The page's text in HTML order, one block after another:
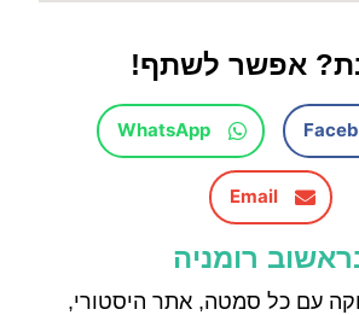
אפשר לשתף!
WhatsApp
Email
רומניה
עם כל סמטה, אתר היסטורי,